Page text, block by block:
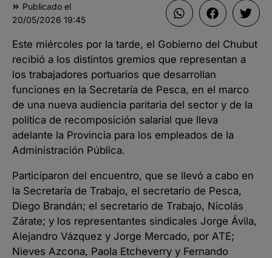
Publicado el
20/05/2026 19:45
Este miércoles por la tarde, el Gobierno del Chubut
recibió a los distintos gremios que representan a
los trabajadores portuarios que desarrollan
funciones en la Secretaría de Pesca, en el marco
de una nueva audiencia paritaria del sector y de la
política de recomposición salarial que lleva
adelante la Provincia para los empleados de la
Administración Pública.
Participaron del encuentro, que se llevó a cabo en
la Secretaría de Trabajo, el secretario de Pesca,
Diego Brandán; el secretario de Trabajo, Nicolás
Zárate; y los representantes sindicales Jorge Ávila,
Alejandro Vázquez y Jorge Mercado, por ATE;
Nieves Azcona, Paola Etcheverry y Fernando